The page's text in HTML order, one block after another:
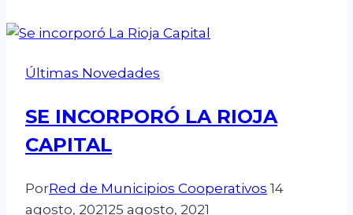
Últimas Novedades
SE INCORPORÓ LA RIOJA
CAPITAL
PorRed de Municipios Cooperativos 14
agosto, 202125 agosto, 2021